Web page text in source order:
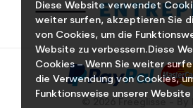
Diese Website verwendet
weiter surfen, akzeptieren Sie
von Cookies, um die
Website zu verbessern.Diese
Cookies – Wenn Sie weiter
die Verwendung von Cookies,
Funktionsweise unserer